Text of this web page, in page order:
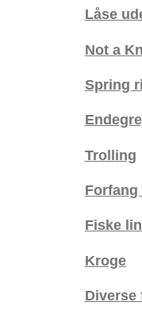
Låse
Not a
Spring
Trolling
Fiske
Kroge
Diverse